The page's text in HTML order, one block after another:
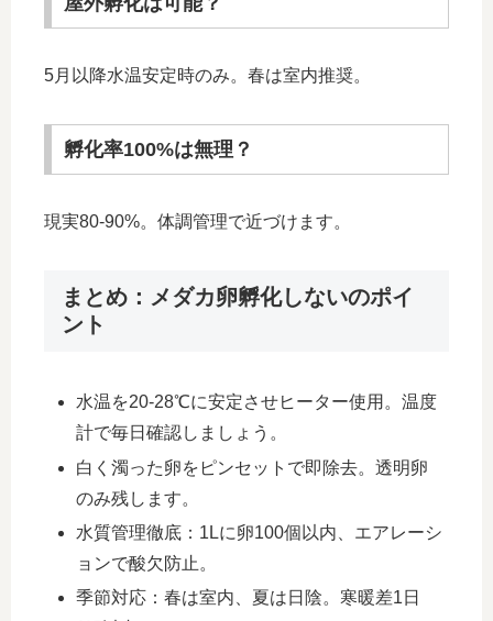
5月以降水温安定時のみ。春は室内推奨。
孵化率100%は無理？
現実80-90%。体調管理で近づけます。
まとめ：メダカ卵孵化しないのポイ
ント
水温を20-28℃に安定させヒーター使用。温度
計で毎日確認しましょう。
白く濁った卵をピンセットで即除去。透明卵
のみ残します。
水質管理徹底：1Lに卵100個以内、エアレーシ
ョンで酸欠防止。
季節対応：春は室内、夏は日陰。寒暖差1日